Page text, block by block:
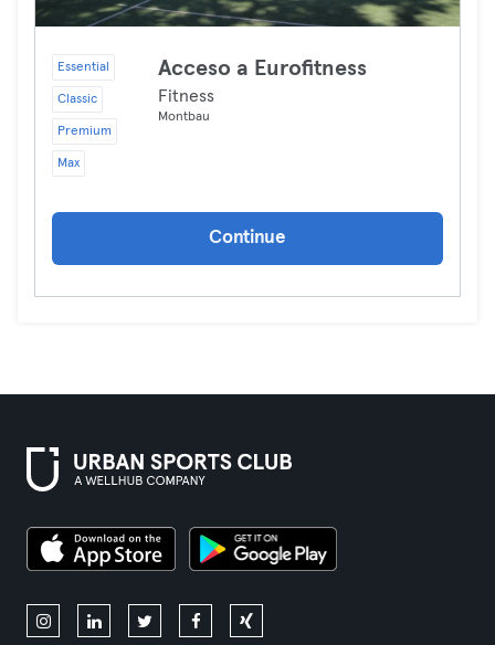
Essential
Classic
Premium
Max
Acceso a Eurofitness
Fitness
Montbau
Continue